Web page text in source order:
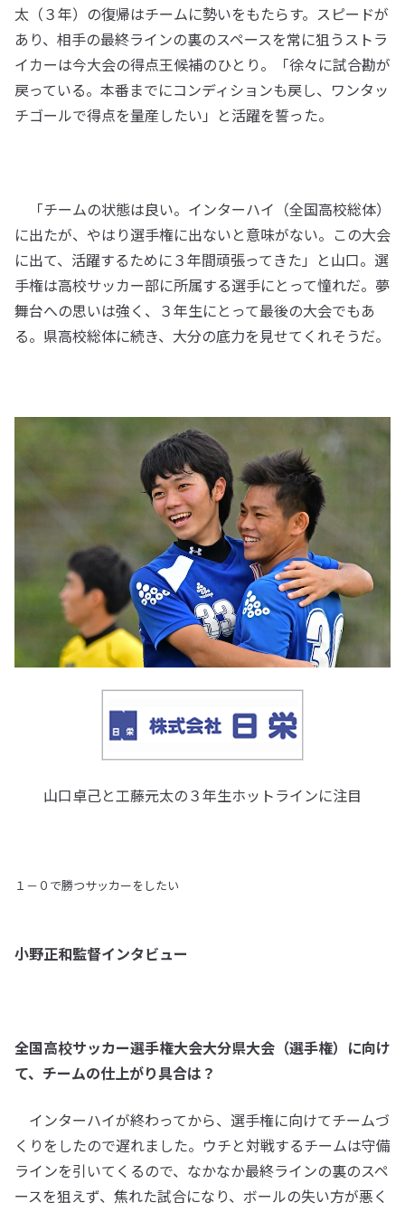
太（３年）の復帰はチームに勢いをもたらす。スピードが
あり、相手の最終ラインの裏のスペースを常に狙うストラ
イカーは今大会の得点王候補のひとり。「徐々に試合勘が
戻っている。本番までにコンディションも戻し、ワンタッ
チゴールで得点を量産したい」と活躍を誓った。
「チームの状態は良い。インターハイ（全国高校総体）
に出たが、やはり選手権に出ないと意味がない。この大会
に出て、活躍するために３年間頑張ってきた」と山口。選
手権は高校サッカー部に所属する選手にとって憧れだ。夢
舞台への思いは強く、３年生にとって最後の大会でもあ
る。県高校総体に続き、大分の底力を見せてくれそうだ。
山口卓己と工藤元太の３年生ホットラインに注目
１－０で勝つサッカーをしたい
小野正和監督インタビュー
全国高校サッカー選手権大会大分県大会（選手権）に向け
て、チームの仕上がり具合は？
インターハイが終わってから、選手権に向けてチームづ
くりをしたので遅れました。ウチと対戦するチームは守備
ラインを引いてくるので、なかなか最終ラインの裏のスペ
ースを狙えず、焦れた試合になり、ボールの失い方が悪く